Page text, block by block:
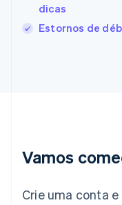
dicas
Estornos de
Vamos
Crie uma conta
França
Gibraltar
English
Italiano English